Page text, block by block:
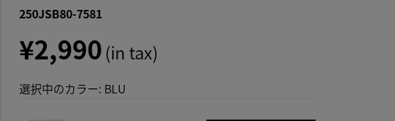
250JSB80-7581
¥2,990 (in tax)
選択中のカラー: BLU